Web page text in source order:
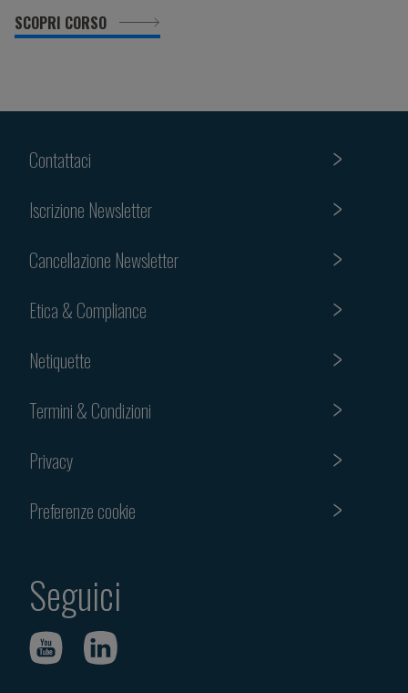
SCOPRI CORSO
Contattaci
Iscrizione Newsletter
Cancellazione Newsletter
Etica & Compliance
Netiquette
Termini & Condizioni
Privacy
Preferenze cookie
Seguici